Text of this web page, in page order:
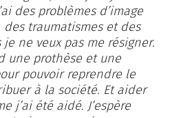
des problèmes d’image
des traumatismes et des
ne veux pas me résigner.
une prothèse et une
pouvoir reprendre le
à la société. Et aider
j’ai été aidé. J’espère